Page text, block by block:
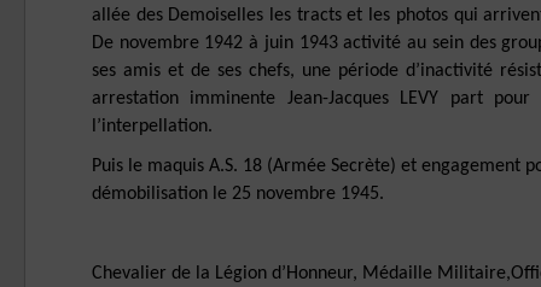
allée des Demoiselles les tracts et les photos qui
De novembre 1942 à juin 1943 activité au sein des
ses amis et de ses chefs, une période d’inactivité
arrestation imminente Jean-Jacques LEVY part
l’interpellation.
Puis le maquis A.S. 18 (Armée Secrète) et engagement
démobilisation le 25 novembre 1945.
Chevalier de la Légion d’Honneur, Médaille